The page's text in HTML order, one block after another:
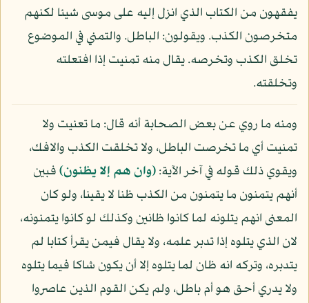
يفقهون من الكتاب الذي انزل إليه على موسى شيئا لكنهم
متخرصون الكذب. ويقولون: الباطل. والتمني في الموضوع
تخلق الكذب وتخرصه. يقال منه تمنيت إذا افتعلته
وتخلقته.
ومنه ما روي عن بعض الصحابة أنه قال: ما تعنيت ولا
تمنيت أي ما تخرصت الباطل، ولا تخلقت الكذب والافك،
ويقوي ذلك قوله في آخر الآية:(وان هم إلا يظنون)فبين
أنهم يتمنون ما يتمنون من الكذب ظنا لا يقينا، ولو كان
المعنى انهم يتلونه لما كانوا ظانين وكذلك لو كانوا يتمنونه،
لان الذي يتلوه إذا تدبر علمه، ولا يقال فيمن يقرأ كتابا لم
يتدبره، وتركه انه ظان لما يتلوه إلا أن يكون شاكا فيما يتلوه
ولا يدري أحق هو أم باطل، ولم يكن القوم الذين عاصروا